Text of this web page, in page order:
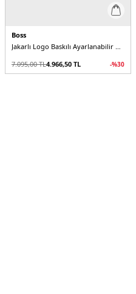
Boss
Jakarlı Logo Baskılı Ayarlanabilir Askılı Erkek Çanta
7.095,00TL4.966,50 TL -%30